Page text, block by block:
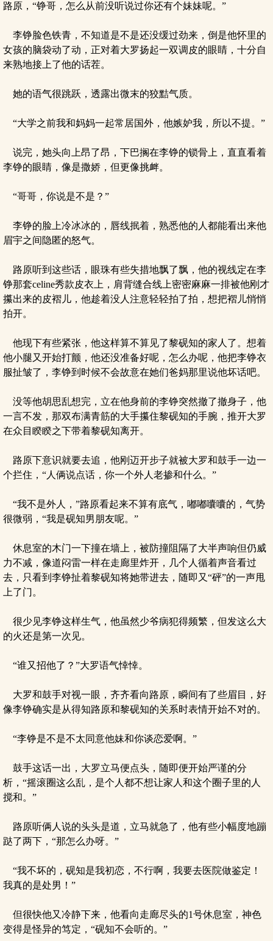
路原，“铮哥，怎么从前没听说过你还有个妹妹呢。”
李铮脸色铁青，不知道是不是还没缓过劲来，倒是他怀里的
女孩的脑袋动了动，正对着大罗扬起一双调皮的眼睛，十分自
来熟地接上了他的话茬。
她的语气很跳跃，透露出微末的狡黠气质。
“大学之前我和妈妈一起常居国外，他嫉妒我，所以不提。”
说完，她头向上昂了昂，下巴搁在李铮的锁骨上，直直看着
李铮的眼睛，像是撒娇，但更像挑衅。
“哥哥，你说是不是？”
李铮的脸上冷冰冰的，唇线抿着，熟悉他的人都能看出来他
眉宇之间隐匿的怒气。
路原听到这些话，眼珠有些失措地飘了飘，他的视线定在李
铮那套celine秀款皮衣上，肩背缝合线上密密麻麻一排被他刚才
攥出来的皮褶儿，他趁着没人注意轻轻拍了拍，想把褶儿悄悄
拍开。
他现下有些紧张，他这样算不算见了黎砚知的家人了。想着
他小腿又开始打颤，他还没准备好呢，怎么办呢，他把李铮衣
服扯皱了，李铮到时候不会故意在她们爸妈那里说他坏话吧。
没等他胡思乱想完，立在他身前的李铮突然撤了撤身子，他
一言不发，那双布满青筋的大手攥住黎砚知的手腕，推开大罗
在众目睽睽之下带着黎砚知离开。
路原下意识就要去追，他刚迈开步子就被大罗和鼓手一边一
个拦住，“人俩说点话，你一个外人老掺和什么。”
“我不是外人，”路原看起来不算有底气，嘟嘟囔囔的，气势
很微弱，“我是砚知男朋友呢。”
休息室的木门一下撞在墙上，被防撞阻隔了大半声响但仍威
力不减，像道闷雷一样在走廊里炸开，几个人循着声音看过
去，只看到李铮扯着黎砚知将她带进去，随即又“砰”的一声甩
上了门。
很少见李铮这样生气，他虽然少爷病犯得频繁，但发这么大
的火还是第一次见。
“谁又招他了？”大罗语气悻悻。
大罗和鼓手对视一眼，齐齐看向路原，瞬间有了些眉目，好
像李铮确实是从得知路原和黎砚知的关系时表情开始不对的。
“李铮是不是不太同意他妹和你谈恋爱啊。”
鼓手这话一出，大罗立马便点头，随即便开始严谨的分
析，“摇滚圈这么乱，是个人都不想让家人和这个圈子里的人
搅和。”
路原听俩人说的头头是道，立马就急了，他有些小幅度地蹦
跶了两下，“那怎么办呀。”
“我不坏的，砚知是我初恋，不行啊，我要去医院做鉴定！
我真的是处男！”
但很快他又冷静下来，他看向走廊尽头的1号休息室，神色
变得是怪异的笃定，“砚知不会听的。”